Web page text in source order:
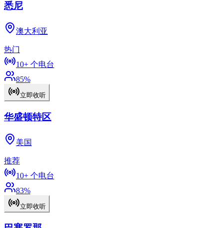
悉尼
澳大利亚
热门
10+ 个电台
85%
立即收听
华盛顿特区
美国
推荐
10+ 个电台
83%
立即收听